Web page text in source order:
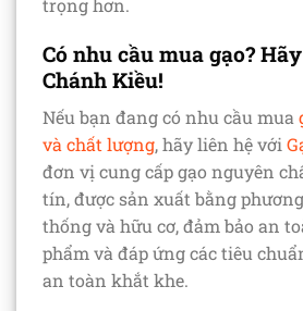
trọng hơn.
Có nhu cầu mua gạo?
Chánh Kiều!
Nếu bạn đang có nhu cầu mua
và chất lượng, hãy liên hệ với
đơn vị cung cấp gạo nguyên
tín, được sản xuất bằng
thống và hữu cơ, đảm bảo an
phẩm và đáp ứng các tiêu
an toàn khắt khe.